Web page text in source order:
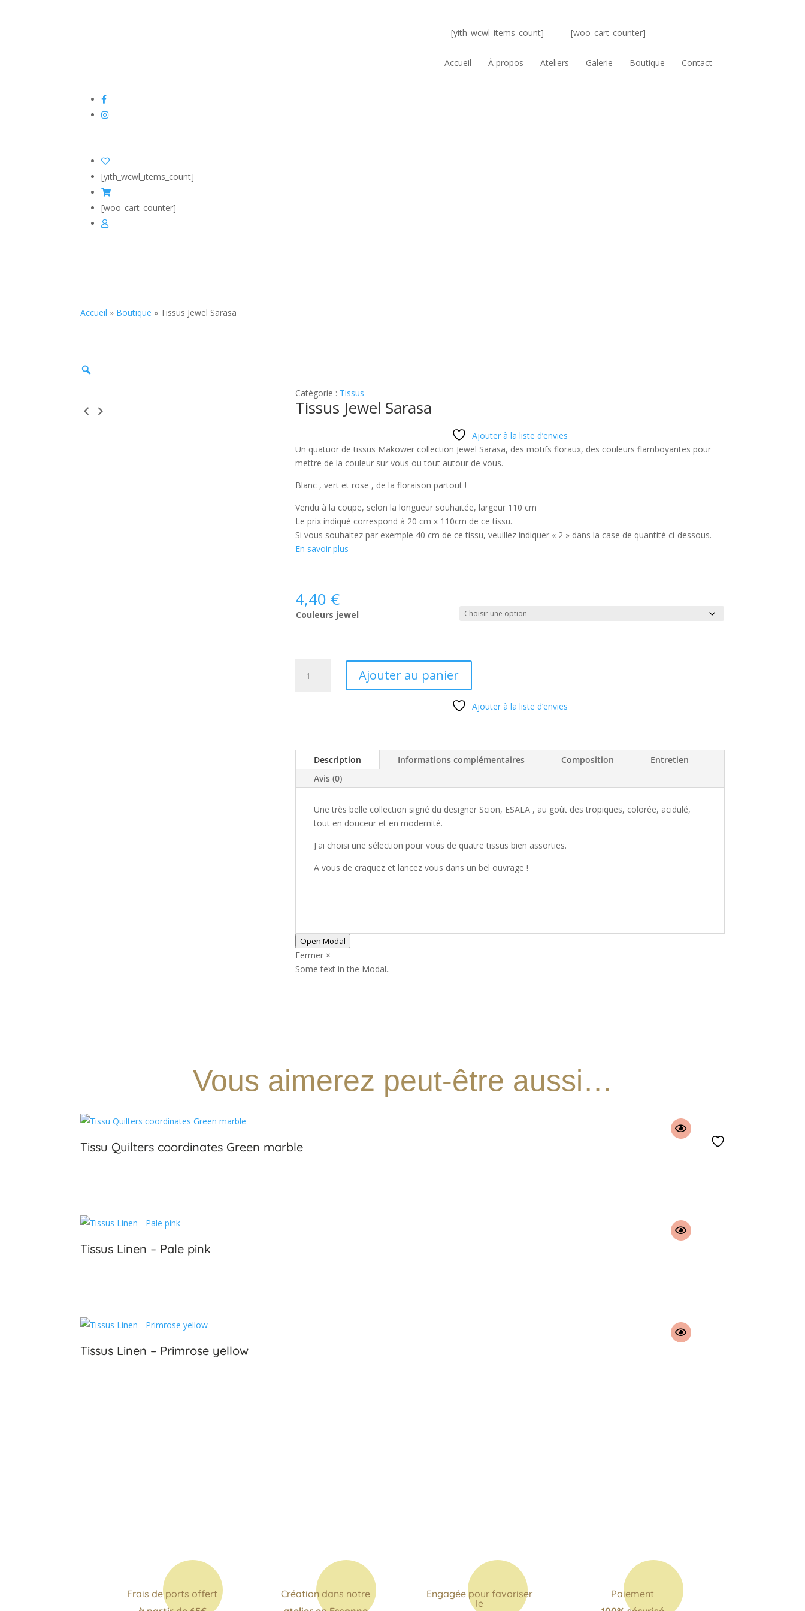
[yith_wcwl_items_count] [woo_cart_counter]
Accueil À propos Ateliers Galerie Boutique Contact
[yith_wcwl_items_count]
[woo_cart_counter]
Accueil » Boutique » Tissus Jewel Sarasa
Catégorie : Tissus
Tissus Jewel Sarasa
Ajouter à la liste d’envies
Un quatuor de tissus Makower collection Jewel Sarasa, des motifs floraux, des couleurs flamboyantes pour
mettre de la couleur sur vous ou tout autour de vous.
Blanc , vert et rose , de la floraison partout !
Vendu à la coupe, selon la longueur souhaitée, largeur 110 cm
Le prix indiqué correspond à 20 cm x 110cm de ce tissu.
Si vous souhaitez par exemple 40 cm de ce tissu, veuillez indiquer « 2 » dans la case de quantité ci-dessous.
En savoir plus
4,40 €
Couleurs jewel
Ajouter au panier
Ajouter à la liste d’envies
Description Informations complémentaires Composition
Entretien
Avis (0)
Une très belle collection signé du designer Scion, ESALA , au goût des tropiques, colorée, acidulé,
tout en douceur et en modernité.
J'ai choisi une sélection pour vous de quatre tissus bien assorties.
A vous de craquez et lancez vous dans un bel ouvrage !
Open Modal
Fermer ×
Some text in the Modal..
Vous aimerez peut-être aussi…
Tissu Quilters coordinates Green marble
Tissus Linen – Pale pink
Tissus Linen – Primrose yellow
Frais de ports offert
Création dans notre
Engagée pour favoriser
le
Paiement